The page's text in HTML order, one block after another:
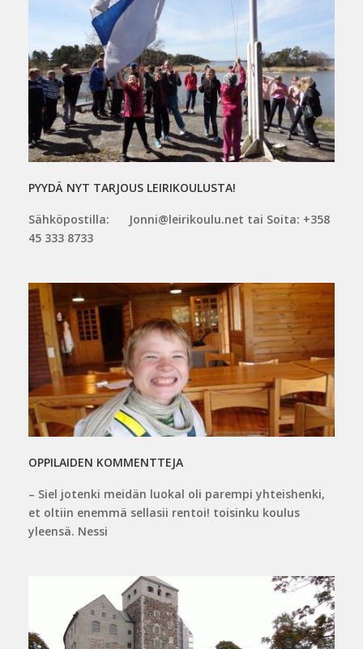
PYYDÄ NYT TARJOUS LEIRIKOULUSTA!
Sähköpostilla: Jonni@leirikoulu.net tai Soita: +358
45 333 8733
OPPILAIDEN KOMMENTTEJA
– Siel jotenki meidän luokal oli parempi yhteishenki,
et oltiin enemmä sellasii rentoi! toisinku koulus
yleensä. Nessi